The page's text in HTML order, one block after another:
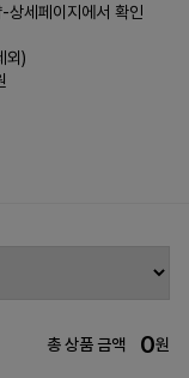
상세페이지에서 확인
외)
총 상품 금액 0원